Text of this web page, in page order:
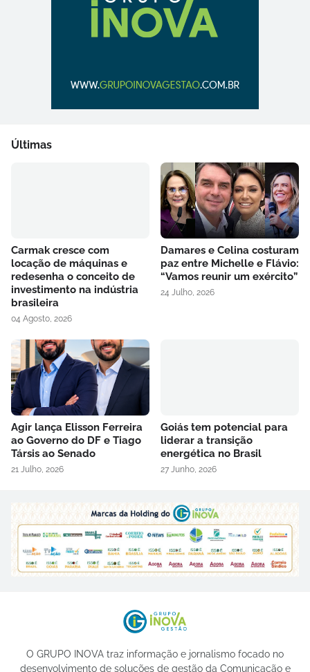
Últimas
Carmak cresce com
locação de máquinas e
redesenha o conceito de
investimento na indústria
brasileira
04 Agosto, 2026
Damares e Celina costuram
paz entre Michelle e Flávio:
“Vamos reunir um exército”
24 Julho, 2026
Agir lança Elisson Ferreira
ao Governo do DF e Tiago
Társis ao Senado
21 Julho, 2026
Goiás tem potencial para
liderar a transição
energética no Brasil
27 Junho, 2026
O GRUPO INOVA traz informação e jornalismo focado no
desenvolvimento de soluções de gestão da Comunicação e